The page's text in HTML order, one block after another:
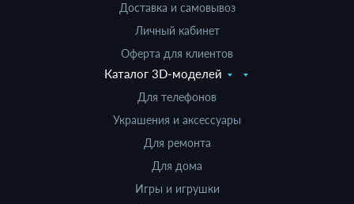
Доставка и самовывоз
Личный кабинет
Оферта для клиентов
Каталог 3D-моделей
Для телефонов
Украшения и аксессуары
Для ремонта
Для дома
Игры и игрушки